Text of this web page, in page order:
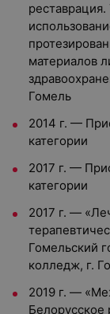
материалов
Гомель
2014 г. —
категории
2017 г. —
категории
2017 г. —
Гомельский
колледж, г.
2019 г. —
Белорусское